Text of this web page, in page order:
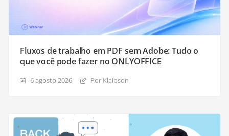
Fluxos de trabalho em PDF sem Adobe: Tudo o
que você pode fazer no ONLYOFFICE
6 agosto 2026 Por Klaibson